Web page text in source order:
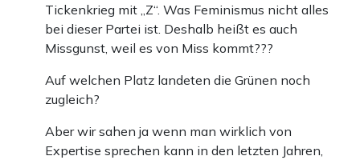
Tickenkrieg mit „Z“. Was Feminismus nicht alles
bei dieser Partei ist. Deshalb heißt es auch
Missgunst, weil es von Miss kommt???
Auf welchen Platz landeten die Grünen noch
zugleich?
Aber wir sahen ja wenn man wirklich von
Expertise sprechen kann in den letzten Jahren,